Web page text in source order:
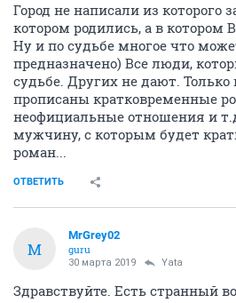
Город не написали из которого
котором родились, а в котором
Ну и по судьбе многое что
предназначено) Все люди,
судьбе. Других не дают. Только
прописаны кратковременные
неофициальные отношения и
мужчину, с которым будет
роман...
ОТВЕТИТЬ
M
MrGrey02
guru
30 марта 2019 Yata
Здравствуйте. Есть странный